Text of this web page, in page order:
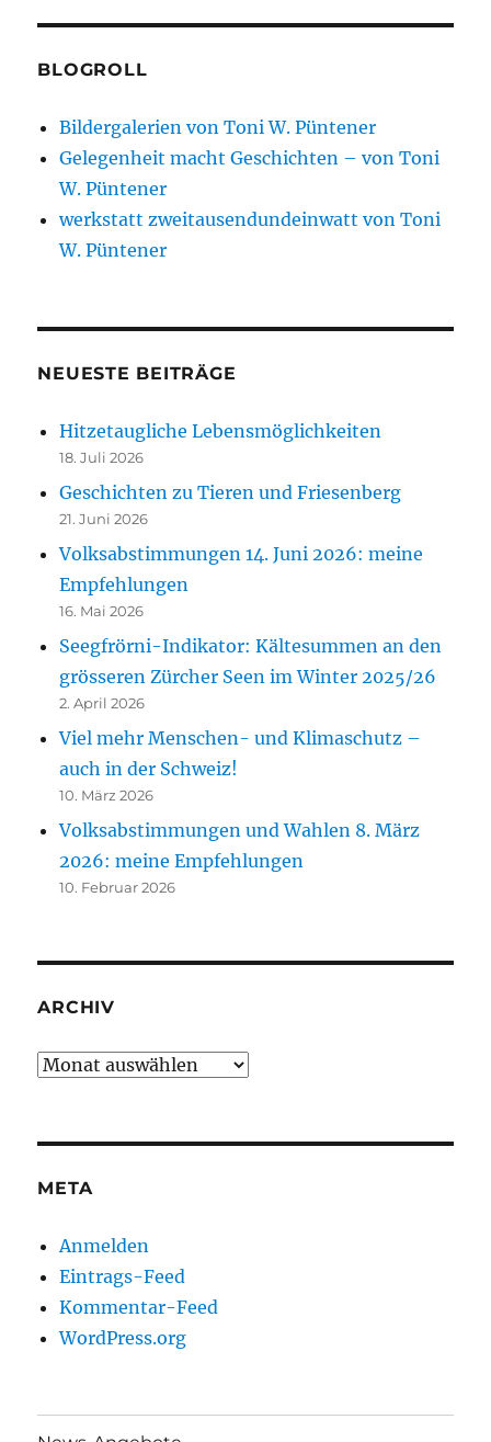
BLOGROLL
Bildergalerien von Toni W. Püntener
Gelegenheit macht Geschichten – von Toni
W. Püntener
werkstatt zweitausendundeinwatt von Toni
W. Püntener
NEUESTE BEITRÄGE
Hitzetaugliche Lebensmöglichkeiten
18. Juli 2026
Geschichten zu Tieren und Friesenberg
21. Juni 2026
Volksabstimmungen 14. Juni 2026: meine
Empfehlungen
16. Mai 2026
Seegfrörni-Indikator: Kältesummen an den
grösseren Zürcher Seen im Winter 2025/26
2. April 2026
Viel mehr Menschen- und Klimaschutz –
auch in der Schweiz!
10. März 2026
Volksabstimmungen und Wahlen 8. März
2026: meine Empfehlungen
10. Februar 2026
ARCHIV
Archiv
META
Anmelden
Eintrags-Feed
Kommentar-Feed
WordPress.org